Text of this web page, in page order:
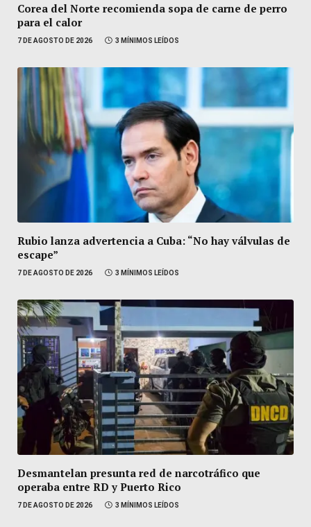
Corea del Norte recomienda sopa de carne de perro
para el calor
7 DE AGOSTO DE 2026 3 MÍNIMOS LEÍDOS
Rubio lanza advertencia a Cuba: “No hay válvulas de
escape”
7 DE AGOSTO DE 2026 3 MÍNIMOS LEÍDOS
Desmantelan presunta red de narcotráfico que
operaba entre RD y Puerto Rico
7 DE AGOSTO DE 2026 3 MÍNIMOS LEÍDOS